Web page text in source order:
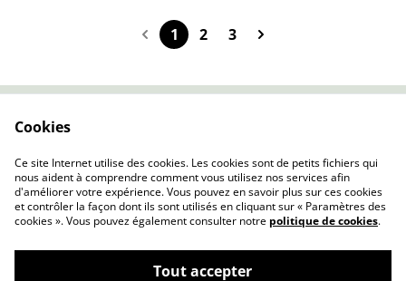
1 2 3
Politique de
confidentialité
Politique de cookies
Cookies
Ce site Internet utilise des cookies. Les cookies sont de petits fichiers qui
nous aident à comprendre comment vous utilisez nos services afin
d'améliorer votre expérience. Vous pouvez en savoir plus sur ces cookies
et contrôler la façon dont ils sont utilisés en cliquant sur « Paramètres des
cookies ». Vous pouvez également consulter notre politique de cookies.
Tout accepter